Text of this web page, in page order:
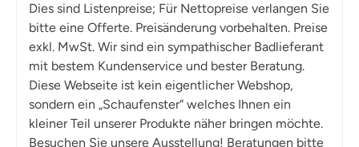
Dies sind Listenpreise; Für Nettopreise verlangen Sie
bitte eine Offerte. Preisänderung vorbehalten. Preise
exkl. MwSt. Wir sind ein sympathischer Badlieferant
mit bestem Kundenservice und bester Beratung.
Diese Webseite ist kein eigentlicher Webshop,
sondern ein „Schaufenster“ welches Ihnen ein
kleiner Teil unserer Produkte näher bringen möchte.
Besuchen Sie unsere Ausstellung! Beratungen bitte